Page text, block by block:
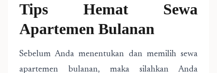
Tips Hemat Sewa
Apartemen Bulanan
Sebelum Anda menentukan dan memilih sewa
apartemen bulanan, maka silahkan Anda